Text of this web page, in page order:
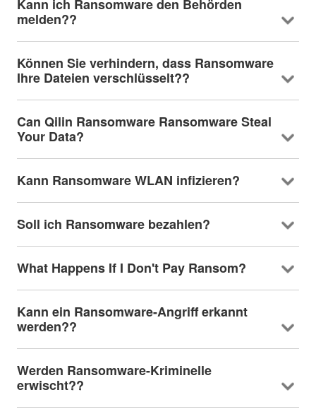
Kann ich Ransomware den Behörden
melden??
Können Sie verhindern, dass Ransomware
Ihre Dateien verschlüsselt??
Can Qilin Ransomware Ransomware Steal
Your Data?
Kann Ransomware WLAN infizieren?
Soll ich Ransomware bezahlen?
What Happens If I Don't Pay Ransom?
Kann ein Ransomware-Angriff erkannt
werden??
Werden Ransomware-Kriminelle
erwischt??